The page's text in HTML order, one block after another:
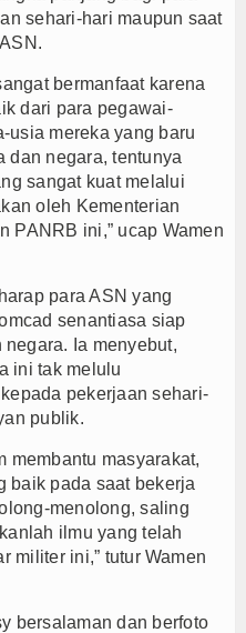
sehari-hari maupun saat
bermanfaat karena
dari para pegawai-
usia mereka yang baru
dan negara, tentunya
sangat kuat melalui
oleh Kementerian
PANRB ini,” ucap Wamen
para ASN yang
senantiasa siap
Ia menyebut,
ini tak melulu
pekerjaan sehari-
publik.
membantu masyarakat,
baik pada saat bekerja
menolong, saling
ilmu yang telah
militer ini,” tutur Wamen
bersalaman dan berfoto